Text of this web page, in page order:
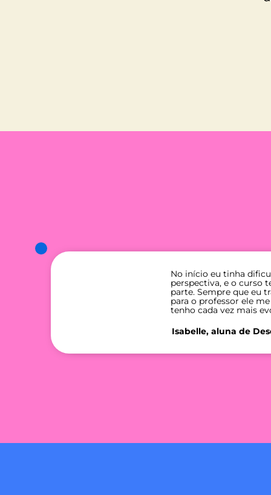
No início eu tinha
perspectiva, e o curso
parte. Sempre que eu
para o professor ele
tenho cada vez mais
Isabelle, aluna de